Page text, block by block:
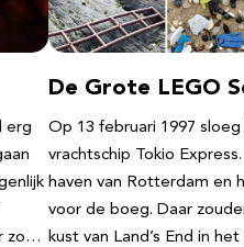
erg
zo…
De Grote LEGO
Op 13 februari 1997
vrachtschip Tokio
haven van Rotterdam en
voor de boeg. Daar
kust van Land’s End in